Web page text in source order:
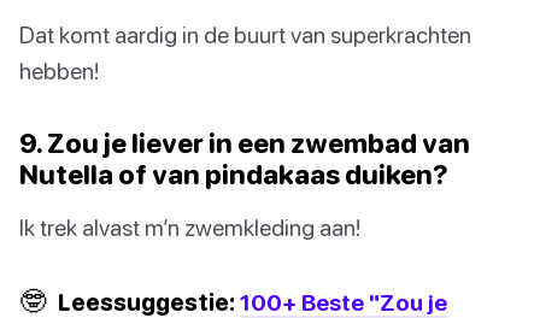
Dat komt aardig in de buurt van superkrachten
hebben!
9. Zou je liever in een zwembad van
Nutella of van pindakaas duiken?
Ik trek alvast m’n zwemkleding aan!
🤓 Leessuggestie: 100+ Beste "Zou je